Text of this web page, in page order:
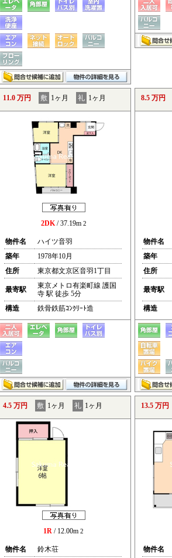
11.0 万円 敷 1ヶ月 礼 1ヶ月
2DK/ 37.19m 2
物件名
ハイツ音羽
築年
1978年10月
住所
東京都文京区音羽1丁目
最寄駅
東京メトロ有楽町線 護国
寺 駅 徒歩 5分
構造
鉄骨鉄筋ｺﾝｸﾘｰﾄ造
8.5 万円
物件名
築年
住所
最寄駅
構造
4.5 万円 敷 1ヶ月 礼 1ヶ月
1R / 12.00m 2
物件名
鈴木荘
13.5 万円
物件名